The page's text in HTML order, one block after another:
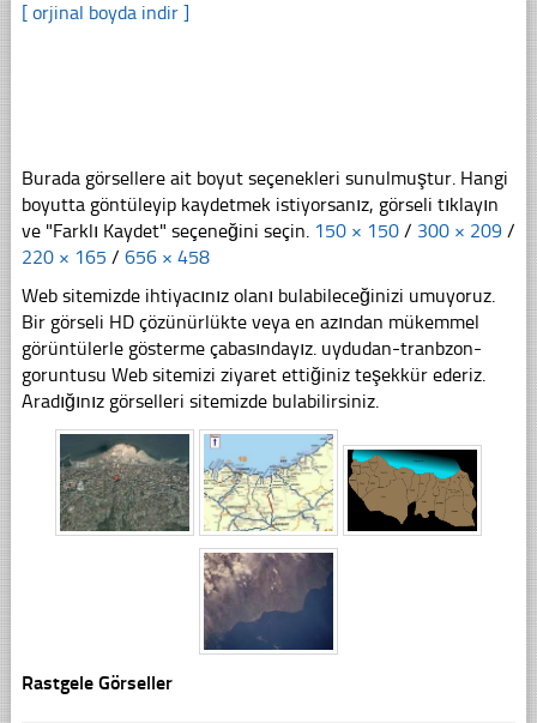
[ orjinal boyda indir ]
Burada görsellere ait boyut seçenekleri sunulmuştur. Hangi
boyutta göntüleyip kaydetmek istiyorsanız, görseli tıklayın
ve "Farklı Kaydet" seçeneğini seçin. 150 × 150 / 300 × 209 /
220 × 165 / 656 × 458
Web sitemizde ihtiyacınız olanı bulabileceğinizi umuyoruz.
Bir görseli HD çözünürlükte veya en azından mükemmel
görüntülerle gösterme çabasındayız. uydudan-tranbzon-
goruntusu Web sitemizi ziyaret ettiğiniz teşekkür ederiz.
Aradığınız görselleri sitemizde bulabilirsiniz.
Rastgele Görseller